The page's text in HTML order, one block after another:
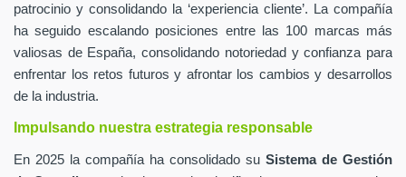
patrocinio y consolidando la ‘experiencia cliente’. La compañía
ha seguido escalando posiciones entre las 100 marcas más
valiosas de España, consolidando notoriedad y confianza para
enfrentar los retos futuros y afrontar los cambios y desarrollos
de la industria.
Impulsando nuestra estrategia responsable
En 2025 la compañía ha consolidado su Sistema de Gestión